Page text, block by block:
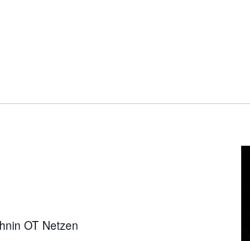
OT Netzen